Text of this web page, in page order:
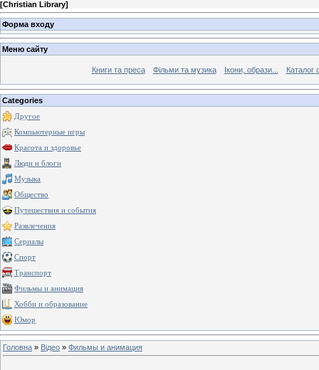
[Christian Library]
Форма входу
Меню сайту
Книги та преса Фільми та музика Ікони, образи... Каталог
Categories
Другое
Компьютерные игры
Красота и здоровье
Люди и блоги
Музыка
Общество
Путешествия и события
Развлечения
Сериалы
Спорт
Транспорт
Фильмы и анимация
Хобби и образование
Юмор
Головна » Відео » Фильмы и анимация